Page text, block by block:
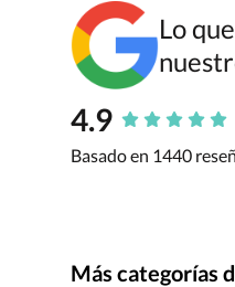
Lo
4.9
Basado en 1440
Más categorías